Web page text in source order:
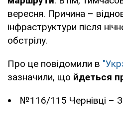
вересня. Причина –
інфраструктури після
обстрілу.
Про це повідомили в
зазначили, що йдеться
№116/115 Чернівці –